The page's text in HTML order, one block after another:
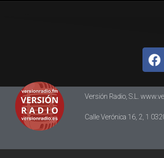
Versión Radio, S.L.
Calle Verónica 16, 2, 1